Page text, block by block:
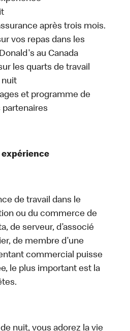
après trois mois.
vos repas dans les
au Canada
les quarts de travail
nuit
et programme de
partenaires
de travail dans le
ou du commerce de
de serveur, d’associé
de membre d’une
commercial puisse
le plus important est la
nuit, vous adorez la vie